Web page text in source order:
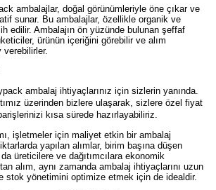
ambalajlar, doğal görünümleriyle öne çıkar ve
sunar. Bu ambalajlar, özellikle organik ve
edilir. Ambalajın ön yüzünde bulunan şeffaf
ürünün içeriğini görebilir ve alım
verebilirler.
üzerinden bizlere ulaşarak, sizlere özel fiyat
kısa sürede hazırlayabiliriz.
işletmeler için maliyet etkin bir ambalaj
yapılan alımlar, birim başına düşen
üreticilere ve dağıtımcılara ekonomik
alım, aynı zamanda ambalaj ihtiyaçlarını uzun
stok yönetimini optimize etmek için de idealdir.